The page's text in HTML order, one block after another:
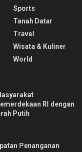
Sports
Tanah Datar
Travel
Wisata & Kuliner
World
RI dengan
Putih
Penanganan